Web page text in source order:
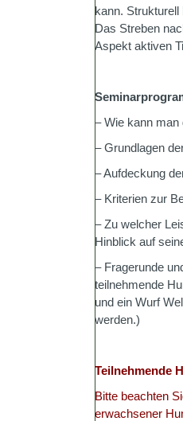
kann.
Das Streben
Aspekt aktiven
– Wie kann man
– Grundlagen
– Aufdeckung
– Kriterien zur
– Zu welcher
Hinblick auf
– Fragerunde
teilnehmende
und ein Wurf
werden.)
Teilnehmende
Bitte beachten
erwachsener